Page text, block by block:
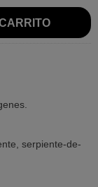
serpiente-de-